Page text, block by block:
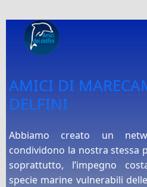
AMICI DI
DELFINI
Abbiamo creato un
condividono la nostra stessa
soprattutto, l’impegno
specie marine vulnerabili